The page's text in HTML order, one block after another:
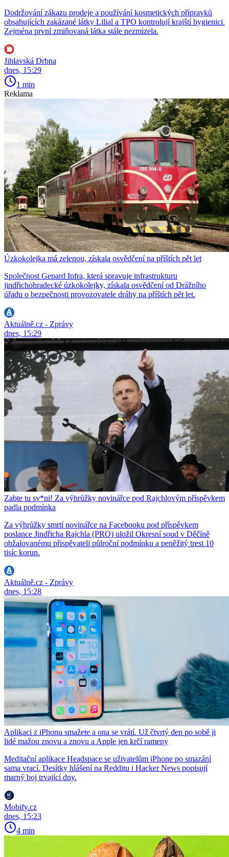
Dodržování zákazu prodeje a používání kosmetických přípravků
obsahujících zakázané látky Lilial a TPO kontrolují krajští hygienici.
Zejména první zmiňovaná látka stále nezmizela.
Jihlavská Drbna
dnes, 15:29
1 min
Reklama
Úzkokolejka má zelenou, získala osvědčení na příštích pět let
Společnost Gepard Infra, která spravuje infrastrukturu
jindřichohradecké úzkokolejky, získala osvědčení od Drážního
úřadu o bezpečnosti provozovatele dráhy na příštích pět let.
Aktuálně.cz - Zprávy
dnes, 15:29
Zabte tu sv*ni! Za výhrůžky novinářce pod Rajchlovým příspěvkem
padla podmínka
Za výhrůžky smrtí novinářce na Facebooku pod příspěvkem
poslance Jindřicha Rajchla (PRO) uložil Okresní soud v Děčíně
obžalovanému přispěvateli půlroční podmínku a peněžitý trest 10
tisíc korun.
Aktuálně.cz - Zprávy
dnes, 15:28
Aplikaci z iPhonu smažete a ona se vrátí. Už čtvrtý den po sobě ji
lidé mažou znovu a znovu a Apple jen krčí rameny
Meditační aplikace Headspace se uživatelům iPhone po smazání
sama vrací. Desítky hlášení na Redditu i Hacker News popisují
marný boj trvající dny.
Mobify.cz
dnes, 15:23
4 min